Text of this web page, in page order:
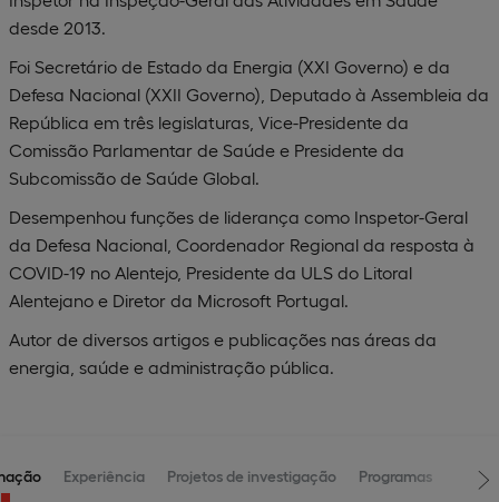
desde 2013.
Foi Secretário de Estado da Energia (XXI Governo) e da
Defesa Nacional (XXII Governo), Deputado à Assembleia da
República em três legislaturas, Vice-Presidente da
Comissão Parlamentar de Saúde e Presidente da
Subcomissão de Saúde Global.
Desempenhou funções de liderança como Inspetor-Geral
da Defesa Nacional, Coordenador Regional da resposta à
COVID-19 no Alentejo, Presidente da ULS do Litoral
Alentejano e Diretor da Microsoft Portugal.
Autor de diversos artigos e publicações nas áreas da
energia, saúde e administração pública.
Experiência Projetos de investigação Programas